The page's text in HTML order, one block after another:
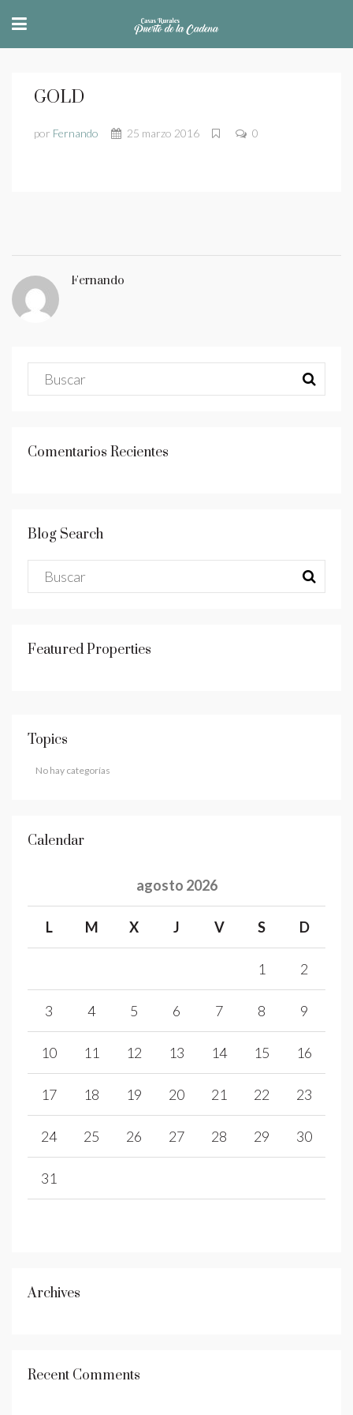
GOLD
por Fernando 25 marzo 2016 0
Fernando
Comentarios Recientes
Blog Search
Featured Properties
Topics
No hay categorías
Calendar
agosto 2026
L M X J V S D
1 2
3 4 5 6 7 8 9
10 11 12 13 14 15 16
17 18 19 20 21 22 23
24 25 26 27 28 29 30
31
Archives
Recent Comments